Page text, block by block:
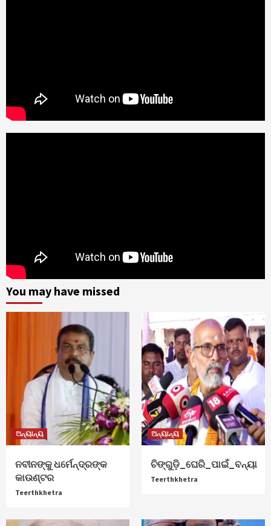
You may have missed
ଅନ୍ୟାନ୍ୟ
ନବୀନଙ୍କୁ ଧର୍ମେନ୍ଦ୍ରଙ୍କ
କାଉଣ୍ଟର
Teerthkhetra
ଅନ୍ୟାନ୍ୟ
ଚିଙ୍ଗୁଡ଼ି_ଘେରି_ପାଇଁ_ବନ୍ୟା
Teerthkhetra